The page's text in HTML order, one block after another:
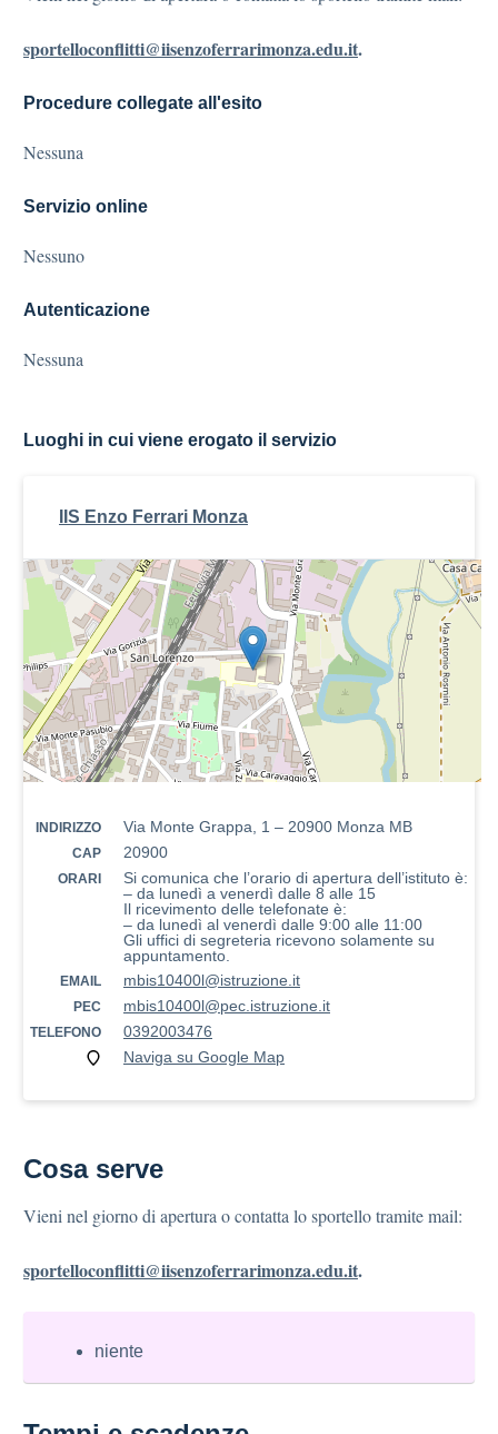
sportelloconflitti@iisenzoferrarimonza.edu.it.
Procedure collegate all'esito
Nessuna
Servizio online
Nessuno
Autenticazione
Nessuna
Luoghi in cui viene erogato il servizio
IIS Enzo Ferrari Monza
INDIRIZZO Via Monte Grappa, 1 – 20900 Monza MB
CAP 20900
ORARI
Si comunica che l’orario di apertura dell’istituto è:
– da lunedì a venerdì dalle 8 alle 15
Il ricevimento delle telefonate è:
– da lunedì al venerdì dalle 9:00 alle 11:00
Gli uffici di segreteria ricevono solamente su
appuntamento.
EMAIL mbis10400l@istruzione.it
PEC mbis10400l@pec.istruzione.it
TELEFONO
0392003476
Naviga su Google Map
Cosa serve
Vieni nel giorno di apertura o contatta lo sportello tramite mail:
sportelloconflitti@iisenzoferrarimonza.edu.it.
niente